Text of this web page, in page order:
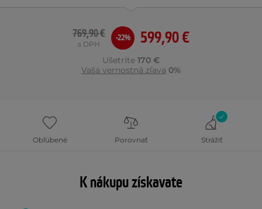
599,90 €
769,90 €
s DPH
-22%
Ušetríte 170 €
Vaša vernostná zľava 0%
Obľúbené Porovnať Strážiť
K nákupu získavate